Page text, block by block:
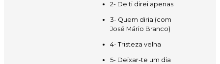
2- De ti direi apenas
3- Quem diria (com
José Mário Branco)
4- Tristeza velha
5- Deixar-te um dia